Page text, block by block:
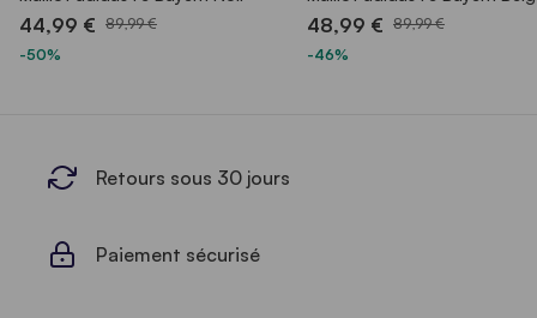
44,99 € 89,99 €
-50%
48,99 € 89,99 €
-46%
Retours sous 30 jours
Paiement sécurisé